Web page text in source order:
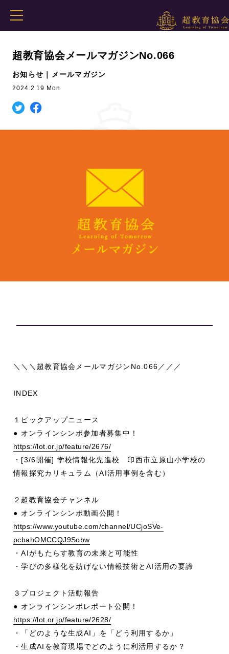
超教育協会メールマガジンNo.066
お知らせ｜メールマガジン
2024.2.19 Mon
＼＼＼超教育協会メールマガジンNo.066／／／
INDEX
１ピックアップニュース
● オンラインシンポ参加者募集中！
https://lot.or.jp/feature/2676/
・[3/6開催] 学校情報化先進校 印西市立原山小学校の
情報探究カリキュラム（AI活用事例を含む）
２超教育協会チャンネル
● オンラインシンポ動画公開！
https://www.youtube.com/channel/UCjoSVe-
pcbahOMCCQJ9Sobw
・AIがもたらす教育の未来と可能性
・学びの多様化を妨げない情報技術とAI活用の要諦
３プロジェクト活動報告
● オンラインシンポレポート公開！
https://lot.or.jp/feature/2628/
・「どのような生成AI」を「どう利用するか」
・生成AIを教育現場でどのように利活用するか？